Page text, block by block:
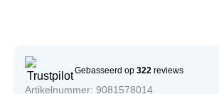
Gebasseerd op 322 reviews
Artikelnummer: 9081578014